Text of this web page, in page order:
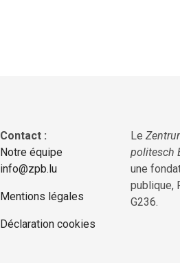
Contact :
Notre équipe
info@zpb.lu
Mentions légales
Déclaration cookies
Le
politesch
une
publique,
G236.